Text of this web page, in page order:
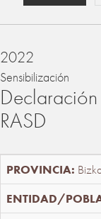
2022
Sensibilización
RASD